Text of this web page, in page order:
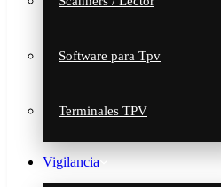
Software para Tpv
Terminales TPV
Vigilancia